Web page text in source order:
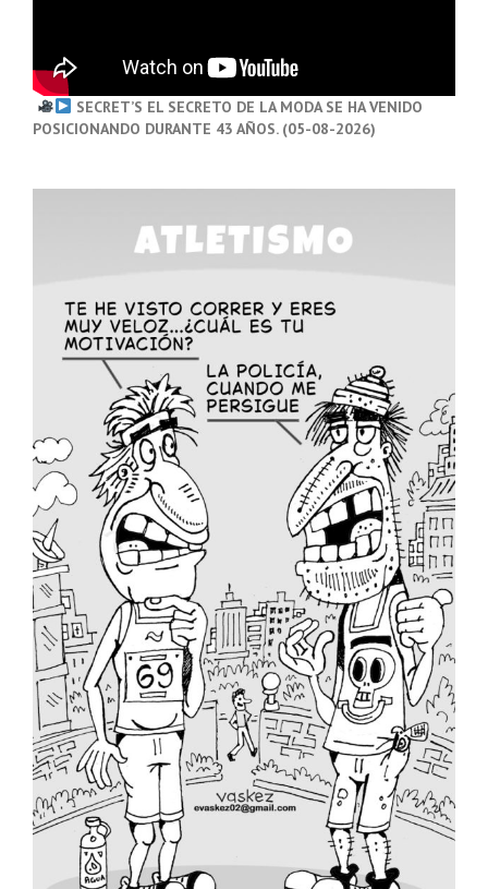
SECRET’S EL SECRETO DE LA MODA SE HA VENIDO
POSICIONANDO DURANTE 43 AÑOS. (05-08-2026)